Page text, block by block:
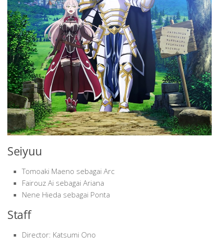
Seiyuu
Tomoaki Maeno sebagai Arc
Fairouz Ai sebagai Ariana
Nene Hieda sebagai Ponta
Staff
Director: Katsumi Ono